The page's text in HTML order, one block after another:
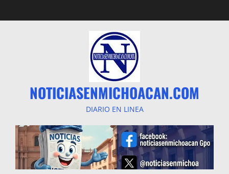
al
NOTICIASENMICHOACAN.COM
DIARIO EN LINEA